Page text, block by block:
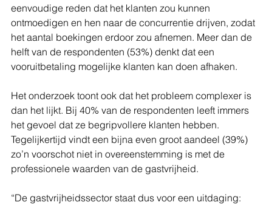
eenvoudige reden dat het klanten zou kunnen
ontmoedigen en hen naar de concurrentie drijven, zodat
het aantal boekingen erdoor zou afnemen. Meer dan de
helft van de respondenten (53%) denkt dat een
vooruitbetaling mogelijke klanten kan doen afhaken.
Het onderzoek toont ook dat het probleem complexer is
dan het lijkt. Bij 40% van de respondenten leeft immers
het gevoel dat ze begripvollere klanten hebben.
Tegelijkertijd vindt een bijna even groot aandeel (39%)
zo’n voorschot niet in overeenstemming is met de
professionele waarden van de gastvrijheid.
“De gastvrijheidssector staat dus voor een uitdaging: